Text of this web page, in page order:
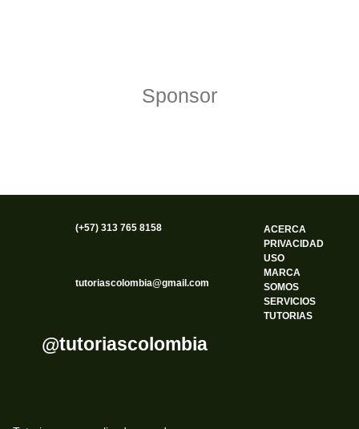
Sponsor
(+57) 313 765 8158
tutoriascolombia@gmail.com
@tutoriascolombia
ACERCA
PRIVACIDAD
USO
MARCA
SOMOS
SERVICIOS
TUTORIAS